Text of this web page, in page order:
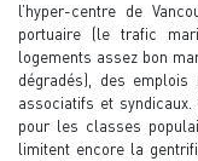
l’hyper-centre de
portuaire (le trafic
logements assez bon
dégradés), des
associatifs et
pour les classes
limitent encore la